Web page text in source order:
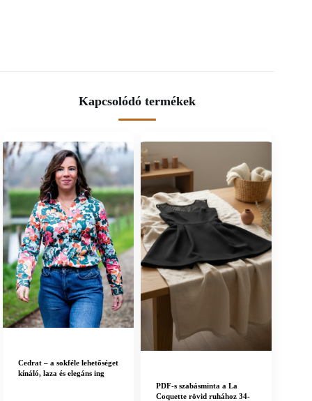
Kapcsolódó termékek
Cedrat – a sokféle lehetőséget
kínáló, laza és elegáns ing
PDF-s szabásminta a La
Coquette rövid ruhához 34-